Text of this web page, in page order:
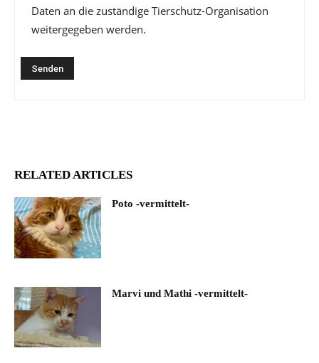
Daten an die zuständige Tierschutz-Organisation
weitergegeben werden.
RELATED ARTICLES
Poto -vermittelt-
Marvi und Mathi -vermittelt-